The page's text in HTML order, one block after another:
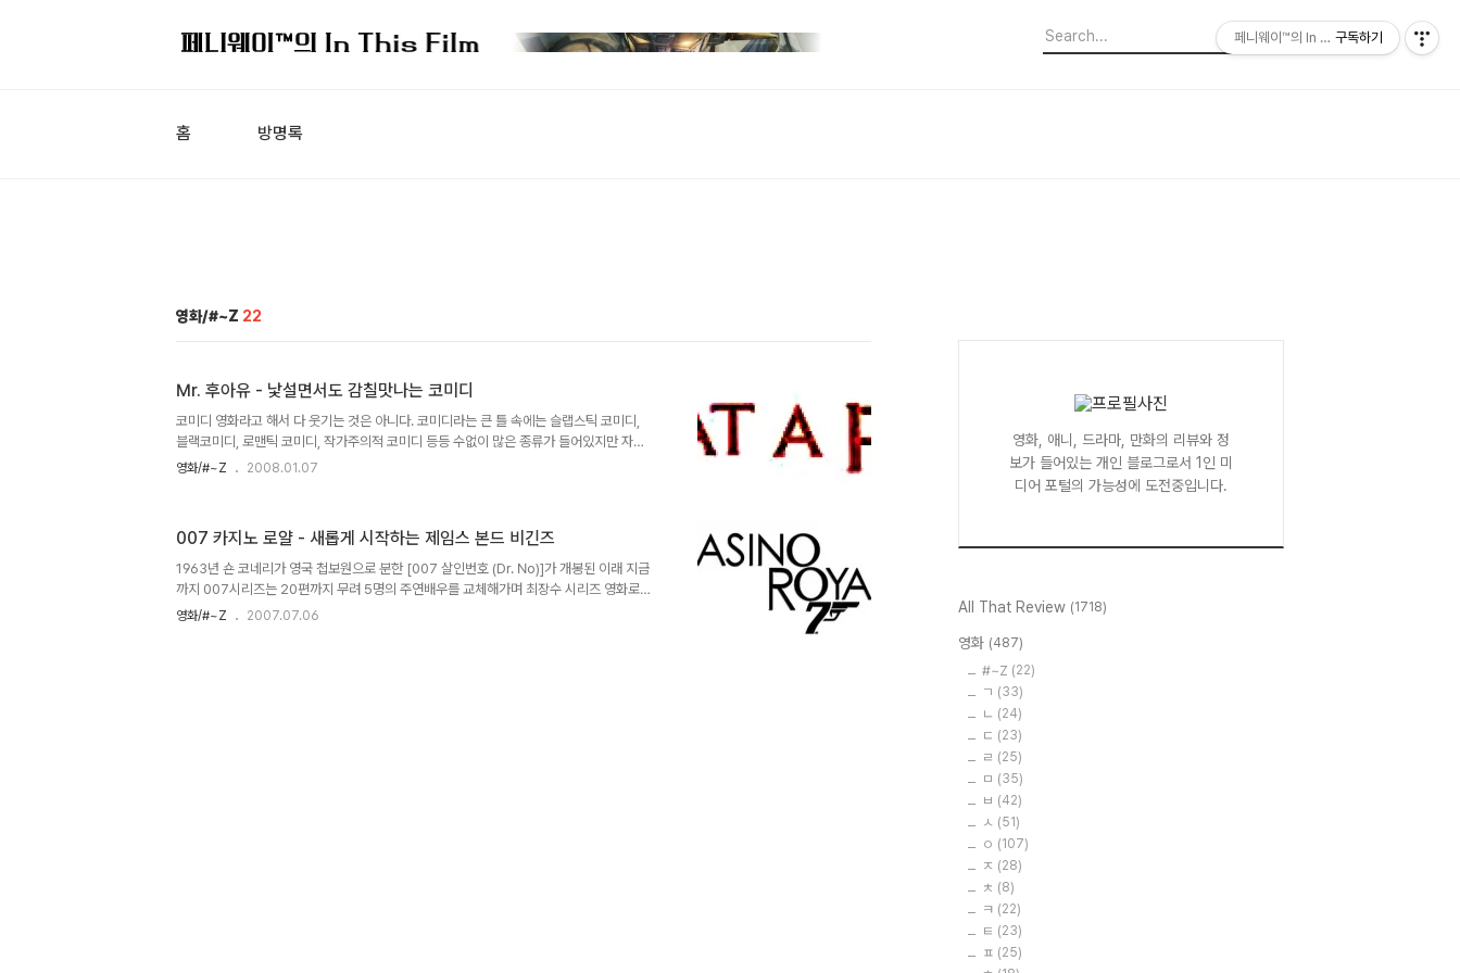
홈 방명록
영화/#~Z 22
Mr. 후아유 - 낯설면서도 감칠맛나는 코미디
코미디 영화라고 해서 다 웃기는 것은 아니다. 코미디라는 큰 틀 속에는 슬랩스틱 코미디,
블랙코미디, 로맨틱 코미디, 작가주의적 코미디 등등 수없이 많은 종류가 들어있지만 자신
에게 맞는 코미디가 아니라면 아무리 남들이 웃긴다고 해도 억지 웃음을 지을 수밖에 없는
머가 아닐 수 없었다. 이렇듯 코미디는 단순한 것 같지만, 그렇지가 않다. 웃어야 할 장면에
서 불쾌감을 줄 수도 있는 것이다. [Mr. 후아유]는 장례식을 배경으로 한 영국산 코미디로..
영화/#~Z 2008.01.07
007 카지노 로얄 - 새롭게 시작하는 제임스 본드 비긴즈
1963년 숀 코네리가 영국 첩보원으로 분한 [007 살인번호 (Dr. No)]가 개봉된 이래 지금
까지 007시리즈는 20편까지 무려 5명의 주연배우를 교체해가며 최장수 시리즈 영화로
자리 잡아 왔다. 여기에 번외편 [카지노 로얄(1967)]과 [네버세이 네버어게인]을 합치면 무
영화/#~Z 2007.07.06
영화, 애니, 드라마, 만화의 리뷰와 정
보가 들어있는 개인 블로그로서 1인 미
디어 포털의 가능성에 도전중입니다.
All That Review (1718)
영화 (487)
#~Z (22)
ㄱ (33)
ㄴ (24)
ㄷ (23)
ㄹ (25)
ㅁ (35)
ㅂ (42)
ㅅ (51)
ㅇ (107)
ㅈ (28)
ㅊ (8)
ㅋ (22)
ㅌ (23)
ㅍ (25)
페니웨이™의 In This Film
구독하기